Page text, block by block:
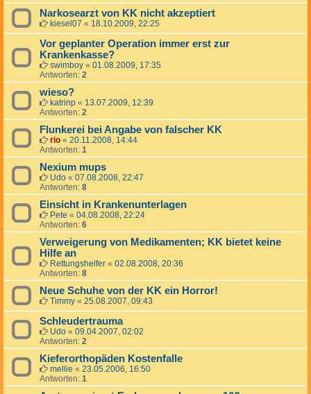
Narkosearzt von KK nicht akzeptiert
kiesel07 « 18.10.2009, 22:25
Vor geplanter Operation immer erst zur
Krankenkasse?
swimboy « 01.08.2009, 17:35
Antworten: 2
wieso?
katrinp « 13.07.2009, 12:39
Antworten: 2
Flunkerei bei Angabe von falscher KK
rio « 20.11.2008, 14:44
Antworten: 1
Nexium mups
Udo « 07.08.2008, 22:47
Antworten: 8
Einsicht in Krankenunterlagen
Pete « 04.08.2008, 22:24
Antworten: 6
Verweigerung von Medikamenten; KK bietet keine
Hilfe an
Rettungshelfer « 02.08.2008, 20:36
Antworten: 8
Neue Schuhe von der KK ein Horror!
Timmy « 25.08.2007, 09:43
Schleudertrauma
Udo « 09.04.2007, 02:02
Antworten: 2
Kieferorthopäden Kostenfalle
mellie « 23.05.2006, 16:50
Antworten: 1